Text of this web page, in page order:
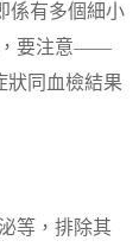
係有多個細小
，要注意——
狀同血檢結果
等，排除其